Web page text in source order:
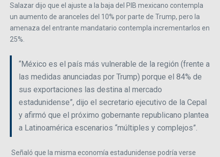
Salazar dijo que el ajuste a la baja del PIB mexicano contempla
un aumento de aranceles del 10% por parte de Trump, pero la
amenaza del entrante mandatario contempla incrementarlos en
25%.
“México es el país más vulnerable de la región (frente a
las medidas anunciadas por Trump) porque el 84% de
sus exportaciones las destina al mercado
estadunidense”, dijo el secretario ejecutivo de la Cepal
y afirmó que el próximo gobernante republicano plantea
a Latinoamérica escenarios “múltiples y complejos”.
Señaló que la misma economía estadunidense podría verse